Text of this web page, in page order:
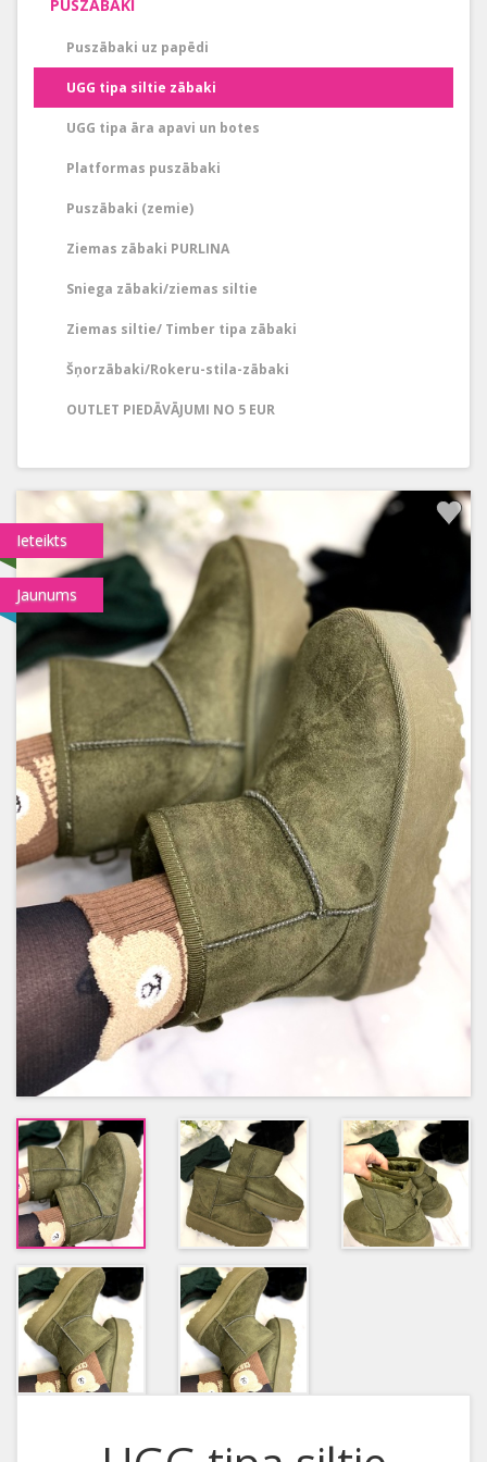
PUSZĀBAKI
Puszābaki uz papēdi
UGG tipa siltie zābaki
UGG tipa āra apavi un botes
Platformas puszābaki
Puszābaki (zemie)
Ziemas zābaki PURLINA
Sniega zābaki/ziemas siltie
Ziemas siltie/ Timber tipa zābaki
Šņorzābaki/Rokeru-stila-zābaki
OUTLET PIEDĀVĀJUMI NO 5 EUR
Ieteikts
Jaunums